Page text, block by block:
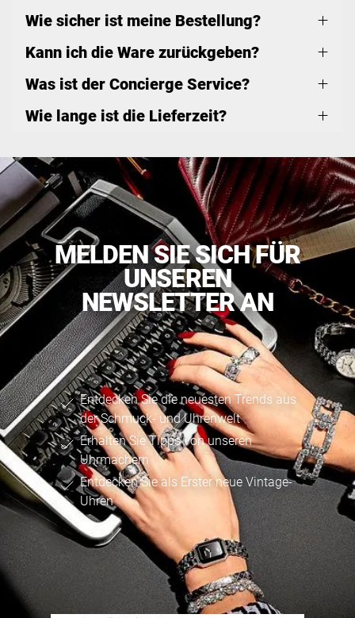
Wie sicher ist meine Bestellung?
Kann ich die Ware zurückgeben?
Was ist der Concierge Service?
Wie lange ist die Lieferzeit?
MELDEN SIE SICH FÜR
UNSEREN
NEWSLETTER AN
Entdecken Sie die neuesten Trends aus
der Schmuck- und Uhrenwelt
Erhalten Sie Tipps von unseren
Uhrmachern
Entdecken Sie als Erster neue Vintage-
Uhren